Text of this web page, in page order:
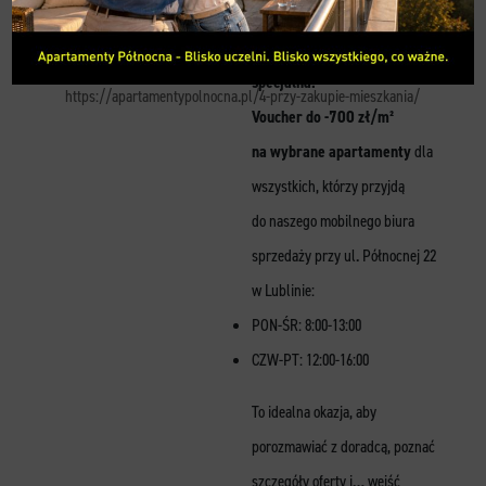
KONTAKT
— elegancję, komfort i prestiż.
Tylko teraz świąteczna oferta
specjalna!
Voucher do -700 zł/m²
na wybrane apartamentydla
wszystkich, którzy przyjdą
do naszego mobilnego biura
sprzedaży przy ul. Północnej 22
w Lublinie:
PON-ŚR: 8:00-13:00
CZW-PT: 12:00-16:00
To idealna okazja, aby
porozmawiać z doradcą, poznać
szczegóły oferty i… wejść
https://apartamentypolnocna.pl/4-przy-zakupie-mieszkania/